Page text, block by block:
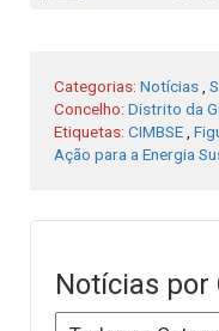
Categorias: Notícias
Concelho: Distrito da
Etiquetas: CIMBSE
Ação para a Energia
Notícias por